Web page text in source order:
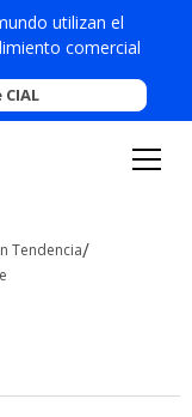
utilizan el
comercial
Tendencia/